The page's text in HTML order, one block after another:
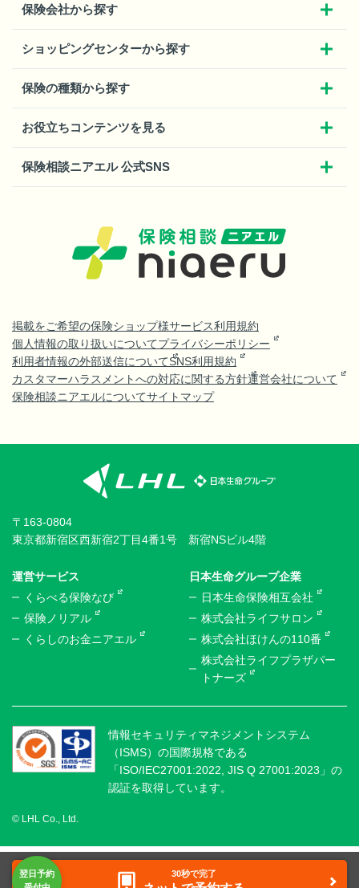
保険会社から探す
ショッピングセンターから探す
保険の種類から探す
お役立ちコンテンツを見る
保険相談ニアエル 公式SNS
掲載をご希望の保険ショップ様サービス利用規約
個人情報の取り扱いについてプライバシーポリシー
利用者情報の外部送信についてSNS利用規約
カスタマーハラスメントへの対応に関する方針運営会社について
保険相談ニアエルについてサイトマップ
〒163-0804
東京都新宿区西新宿2丁目4番1号 新宿NSビル4階
運営サービス
くらべる保険なび
保険ノリアル
くらしのお金ニアエル
日本生命グループ企業
日本生命保険相互会社
株式会社ライフサロン
株式会社ほけんの110番
株式会社ライフプラザパー
トナーズ
情報セキュリティマネジメントシステム
（ISMS）の国際規格である
「ISO/IEC27001:2022, JIS Q 27001:2023」の
認証を取得しています。
© LHL Co., Ltd.
30秒で完了